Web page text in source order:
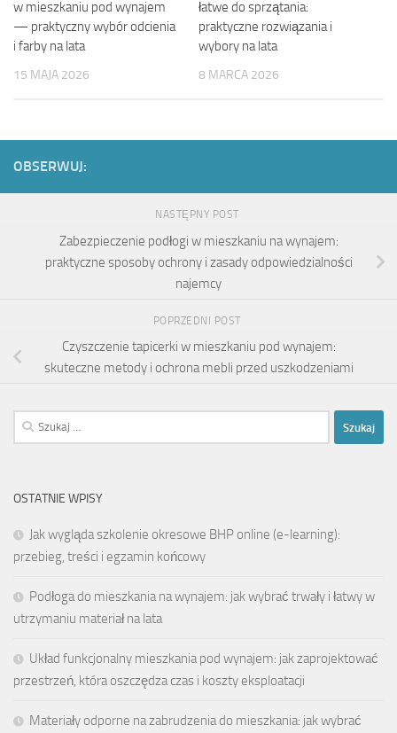
w mieszkaniu pod wynajem
— praktyczny wybór odcienia
i farby na lata
15 MAJA 2026
łatwe do sprzątania:
praktyczne rozwiązania i
wybory na lata
8 MARCA 2026
OBSERWUJ:
NASTĘPNY POST
Zabezpieczenie podłogi w mieszkaniu na wynajem:
praktyczne sposoby ochrony i zasady odpowiedzialności
najemcy
POPRZEDNI POST
Czyszczenie tapicerki w mieszkaniu pod wynajem:
skuteczne metody i ochrona mebli przed uszkodzeniami
Szukaj:
OSTATNIE WPISY
Jak wygląda szkolenie okresowe BHP online (e-learning):
przebieg, treści i egzamin końcowy
Podłoga do mieszkania na wynajem: jak wybrać trwały i łatwy w
utrzymaniu materiał na lata
Układ funkcjonalny mieszkania pod wynajem: jak zaprojektować
przestrzeń, która oszczędza czas i koszty eksploatacji
Materiały odporne na zabrudzenia do mieszkania: jak wybrać